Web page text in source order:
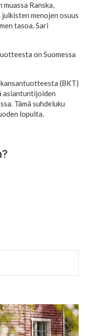
Ranska,
menojen osuus
tasoa.Sari
on Suomessa
(BKT)
asiantuntijoiden
Tämä suhdeluku
lopulta.